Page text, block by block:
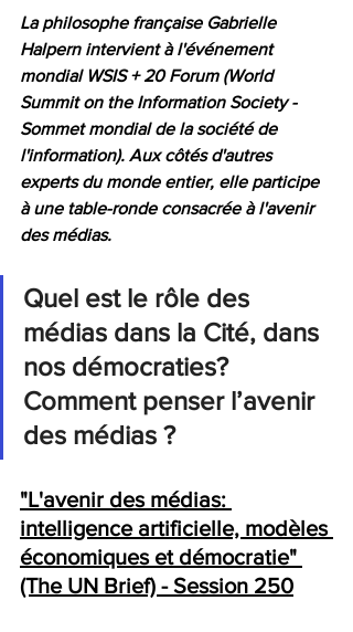
La philosophe française Gabrielle
Halpern intervient à l'événement
mondial WSIS + 20 Forum (World
Summit on the Information Society -
Sommet mondial de la société de
l'information). Aux côtés d'autres
experts du monde entier, elle participe
à une table-ronde consacrée à l'avenir
des médias.
Quel est le rôle des
médias dans la Cité, dans
nos démocraties?
Comment penser l’avenir
des médias ?
"L'avenir des médias:
intelligence artificielle, modèles
économiques et démocratie"
(The UN Brief) - Session 250